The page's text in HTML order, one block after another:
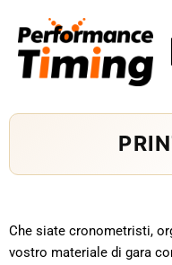
contenuto
Che siate cronometristi,
vostro materiale di gara